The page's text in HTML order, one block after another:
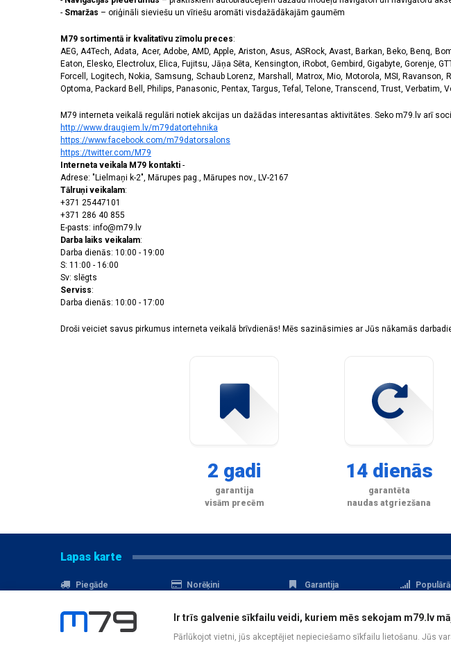
- Smaržas – oriģināli sieviešu un vīriešu aromāti visdažādākajām gaumēm
M79 sortimentā ir kvalitatīvu zīmolu preces:
AEG, A4Tech, Adata, Acer, Adobe, AMD, Apple, Ariston, Asus, ASRock, Avast, Barkan, Beko, Benq,
Eaton, Elesko, Electrolux, Elica, Fujitsu, Jāņa Sēta, Kensington, iRobot, Gembird, Gigabyte, Gorenje,
Forcell, Logitech, Nokia, Samsung, Schaub Lorenz, Marshall, Matrox, Mio, Motorola, MSI, Ravanson,
Optoma, Packard Bell, Philips, Panasonic, Pentax, Targus, Tefal, Telone, Transcend, Trust,
M79 interneta veikalā regulāri notiek akcijas un dažādas interesantas aktivitātes. Seko m79.lv arī
http://www.draugiem.lv/m79datortehnika
https://www.facebook.com/m79datorsalons
https://twitter.com/M79
Interneta veikala M79 kontakti -
Adrese: "Lielmaņi k-2", Mārupes pag., Mārupes nov., LV-2167
Tālruņi veikalam:
+371 25447101
+371 286 40 855
E-pasts: info@m79.lv
Darba laiks veikalam:
Darba dienās: 10:00 - 19:00
S: 11:00 - 16:00
Sv: slēgts
Serviss:
Darba dienās: 10:00 - 17:00
Droši veiciet savus pirkumus interneta veikalā brīvdienās! Mēs sazināsimies ar Jūs nākamās
2 gadi
garantija
visām precēm
14 dienās
garantēta
naudas atgriezšana
Lapas karte
Piegāde
Norēķini
Akcijas
Serviss
Garantija
Datu aizsardzība
Ir trīs galvenie sīkfailu veidi, kuriem mēs sekojam m79.lv
Pārlūkojot vietni, jūs akceptējiet nepieciešamo sīkfailu lietošanu. Jūs